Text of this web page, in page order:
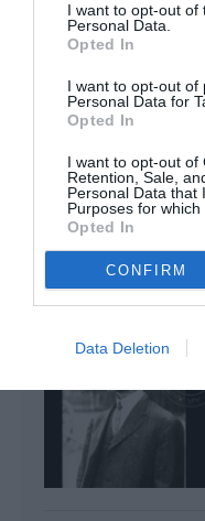
I want to opt-out of
Personal Data.
Opted In
I want to opt-out of
Personal Data for
Opted In
I want to opt-out of
Retention, Sale,
Personal Data that
Purposes for which
Opted In
CONFIRM
Data Deletion